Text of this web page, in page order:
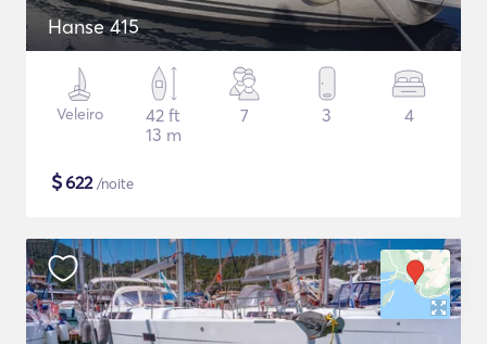
Hanse 415
Veleiro
42 ft
13 m
7 3 4
$622/noite